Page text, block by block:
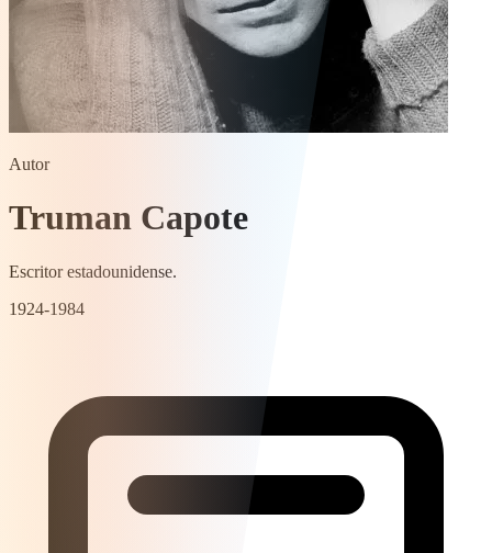
Autor
Truman Capote
Escritor estadounidense.
1924-1984